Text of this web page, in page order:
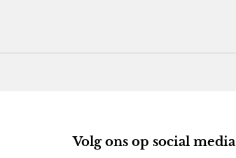
Volg ons op social media